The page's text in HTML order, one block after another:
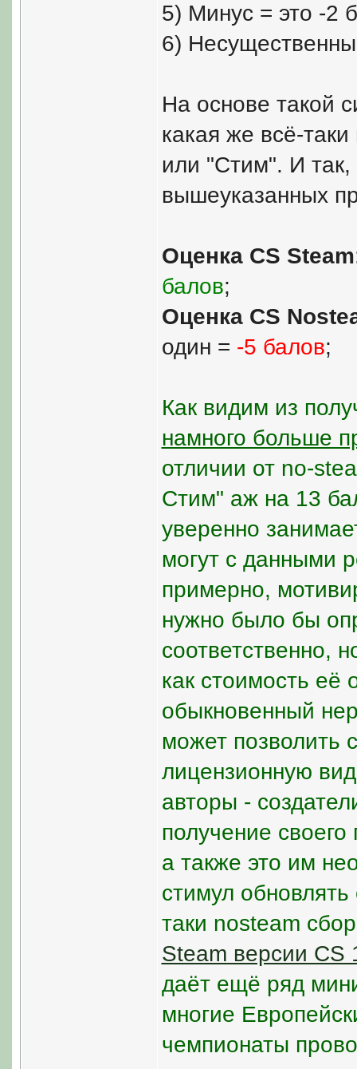
5) Минус = это -2
6)
На основе такой
какая же всё-
или "Стим". И
вышеуказанных
Оценка CS Steam
балов;
Оценка CS
один = -5 балов;
Как видим из
намного больше
отличии от no-
Стим" аж на 13
уверенно
могут с данными
примерно,
нужно было бы
соответственно,
как стоимость
обыкновенный
может позволить
лицензионную
авторы -
получение
а также это им
стимул
таки nosteam
Steam версии CS
даёт ещё ряд
многие
чемпионаты